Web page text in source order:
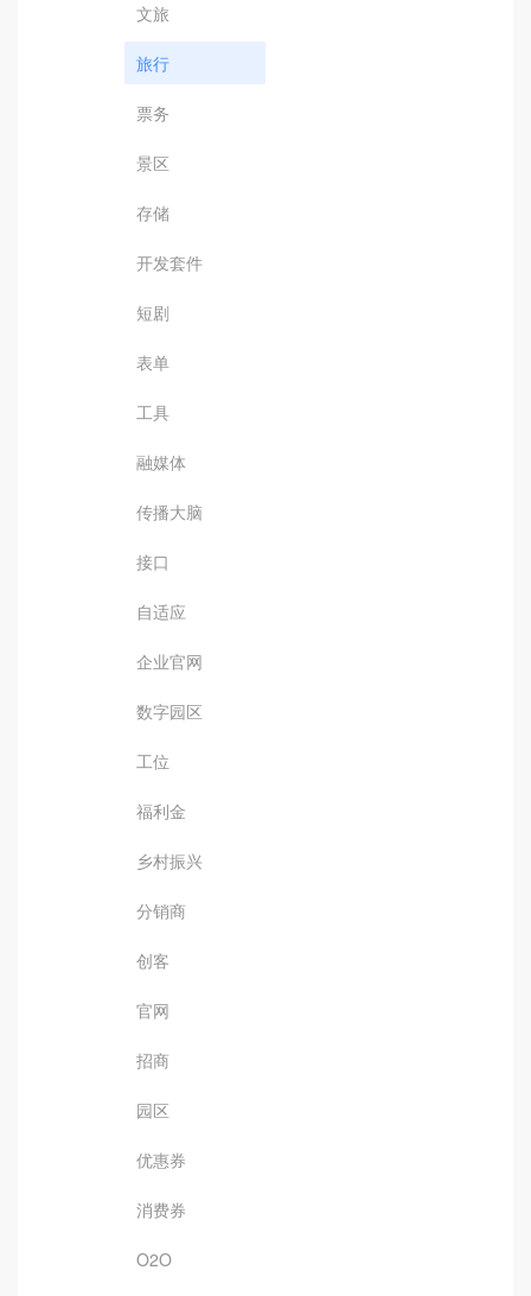
文旅
旅行
票务
景区
存储
开发套件
短剧
表单
工具
融媒体
传播大脑
接口
自适应
企业官网
数字园区
工位
福利金
乡村振兴
分销商
创客
官网
招商
园区
优惠券
消费券
O2O